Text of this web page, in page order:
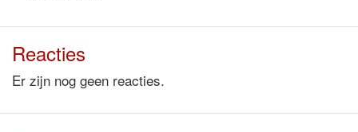
Reacties
Er zijn nog geen reacties.